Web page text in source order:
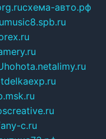
схема-авто.рф
music8.spb.ru
hohota.netalimy.ru
c.ru